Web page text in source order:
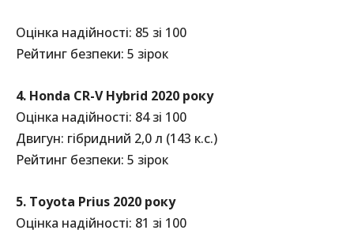
Оцінка надійності: 85 зі 100
Рейтинг безпеки: 5 зірок
4. Honda CR-V Hybrid 2020 року
Оцінка надійності: 84 зі 100
Двигун: гібридний 2,0 л (143 к.с.)
Рейтинг безпеки: 5 зірок
5. Toyota Prius 2020 року
Оцінка надійності: 81 зі 100